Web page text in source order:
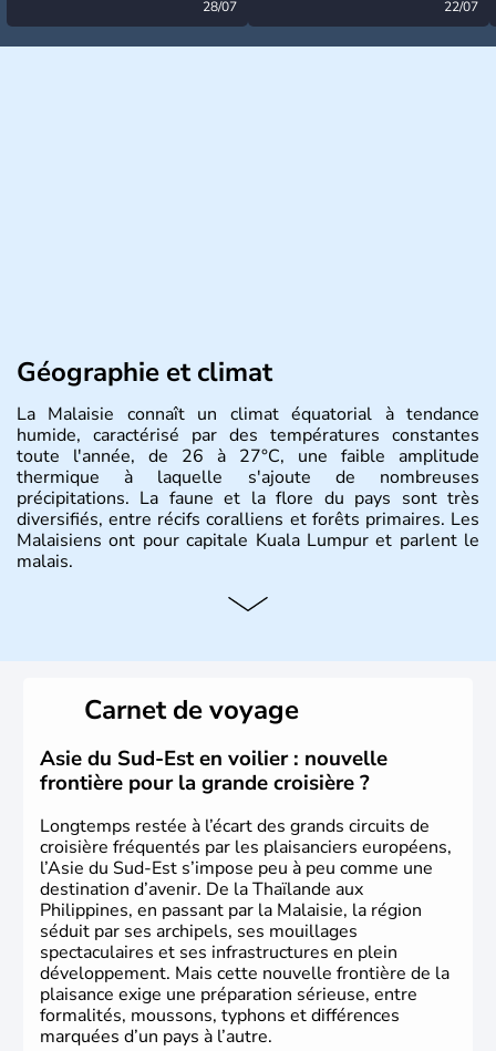
28/07 22/07
Géographie et climat
La Malaisie connaît un climat équatorial à tendance
humide, caractérisé par des températures constantes
toute l'année, de 26 à 27°C, une faible amplitude
thermique à laquelle s'ajoute de nombreuses
précipitations. La faune et la flore du pays sont très
diversifiés, entre récifs coralliens et forêts primaires. Les
Malaisiens ont pour capitale Kuala Lumpur et parlent le
malais.
Histoire et administration
constituent son territoire. C'est l'un des « tigres » de la
région, passant en quelques années de « pays en voie de
développement » à « pays développé », riche de ses 27
millions d'habitants. La religion dominante est l'Islam.
Carnet de voyage
Asie du Sud-Est en voilier : nouvelle
frontière pour la grande croisière ?
Longtemps restée à l’écart des grands circuits de
croisière fréquentés par les plaisanciers européens,
l’Asie du Sud-Est s’impose peu à peu comme une
destination d’avenir. De la Thaïlande aux
Philippines, en passant par la Malaisie, la région
séduit par ses archipels, ses mouillages
spectaculaires et ses infrastructures en plein
développement. Mais cette nouvelle frontière de la
plaisance exige une préparation sérieuse, entre
formalités, moussons, typhons et différences
marquées d’un pays à l’autre.